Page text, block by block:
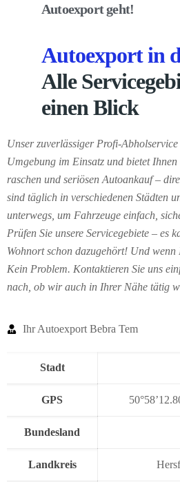
Autoexport geht!
Autoexport in
Alle
einen Blick
Unser zuverlässiger Profi-
Umgebung im Einsatz und bietet Ihnen
raschen und seriösen Autoankauf –
sind täglich in verschiedenen Städten
unterwegs, um Fahrzeuge einfach,
Prüfen Sie unsere Servicegebiete – es
Wohnort schon dazugehört! Und
Kein Problem. Kontaktieren Sie uns
nach, ob wir auch in Ihrer Nähe tätig
Ihr Autoexport Bebra Tem
Stadt
GPS
Bundesland
Landkreis